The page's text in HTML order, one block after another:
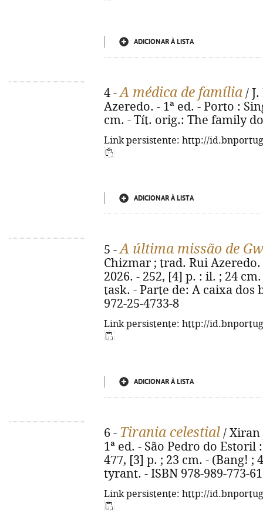
ADICIONAR À LISTA
4 -A médica de família /
Azeredo. - 1ª ed. - Porto :
cm. - Tít. orig.: The family
Link persistente: http://
ADICIONAR À LISTA
5 -A última missão de
Chizmar ; trad. Rui
2026. - 252, [4] p. : il. ; 24
task. - Parte de: A caixa dos
972-25-4733-8
Link persistente: http://
ADICIONAR À LISTA
6 - Tirania celestial / Xiran
1ª ed. - São Pedro do Estoril
477, [3] p. ; 23 cm. - (Bang!
tyrant. - ISBN 978-989-773-
Link persistente: http://